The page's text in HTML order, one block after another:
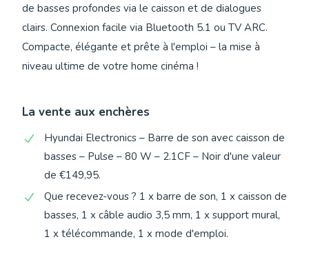
de basses profondes via le caisson et de dialogues
clairs. Connexion facile via Bluetooth 5.1 ou TV ARC.
Compacte, élégante et prête à l'emploi – la mise à
niveau ultime de votre home cinéma !
La vente aux enchères
Hyundai Electronics – Barre de son avec caisson de
basses – Pulse – 80 W – 2.1CF – Noir d'une valeur
de €149,95.
Que recevez-vous ? 1 x barre de son, 1 x caisson de
basses, 1 x câble audio 3,5 mm, 1 x support mural,
1 x télécommande, 1 x mode d'emploi.